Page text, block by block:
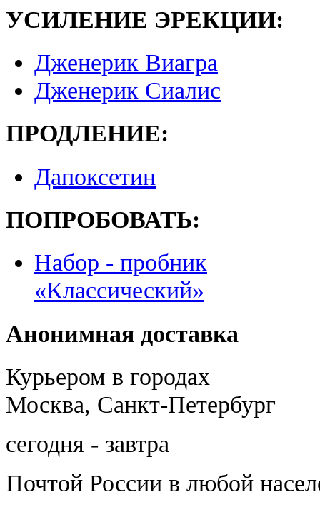
УСИЛЕНИЕ ЭРЕКЦИИ:
Дженерик Виагра
Дженерик Сиалис
ПРОДЛЕНИЕ:
Дапоксетин
ПОПРОБОВАТЬ:
Набор - пробник
«Классический»
Анонимная доставка
Курьером в городах
Москва, Санкт-Петербург
сегодня - завтра
Почтой России в любой